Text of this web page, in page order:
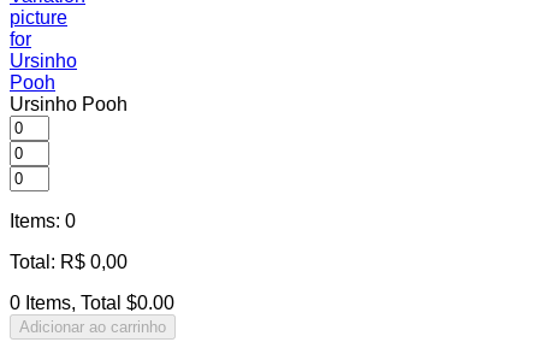
Ursinho Pooh
Items: 0
Total : R$ 0,00
0 Items, Total $0.00
Adicionar ao carrinho